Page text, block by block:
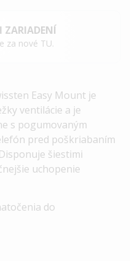
ZARIADENÍ
za nové TU.
Easy Mount je
ventilácie a je
s pogumovaným
pred poškriabaním
šiestimi
uchopenie
do